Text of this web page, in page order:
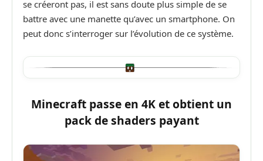
se créeront pas, il est sans doute plus simple de se
battre avec une manette qu’avec un smartphone. On
peut donc s’interroger sur l’évolution de ce système.
Minecraft passe en 4K et obtient un
pack de shaders payant